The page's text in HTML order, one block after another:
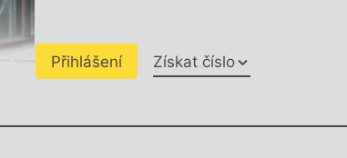
Přihlášení Získat číslo
Chviličku.